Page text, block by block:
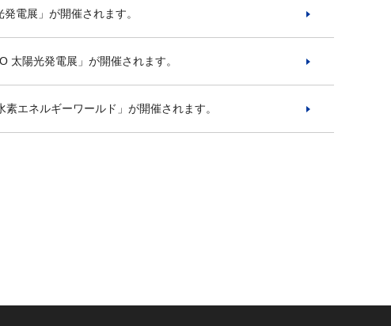
電展」が開催されます。
太陽光発電展」が開催されます。
エネルギーワールド」が開催されます。